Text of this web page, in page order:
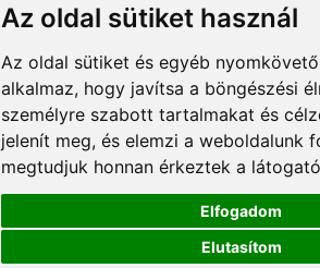
Az oldal sütiket használ
Az oldal sütiket és egyéb
alkalmaz, hogy javítsa a böngészési
személyre szabott tartalmakat és
jelenít meg, és elemzi a weboldalunk
megtudjuk honnan érkeztek a
Elfogadom
Elutasítom